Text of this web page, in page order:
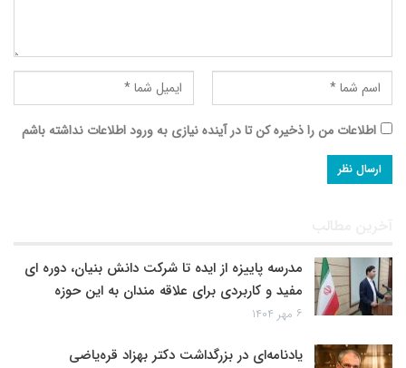
اطلاعات من را ذخیره کن تا در آینده نیازی به ورود اطلاعات نداشته باشم
آخرین مطالب
مدرسه پاییزه از ایده تا شرکت دانش بنیان، دوره ای
مفید و کاربردی برای علاقه مندان به این حوزه
۶ مهر ۱۴۰۴
یادنامه‌ای در بزرگداشت دکتر بهزاد قره‌یاضی